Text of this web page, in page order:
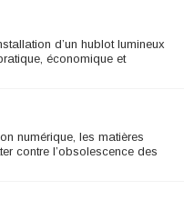
d’un hublot lumineux
économique et
numérique, les matières
contre l’obsolescence des